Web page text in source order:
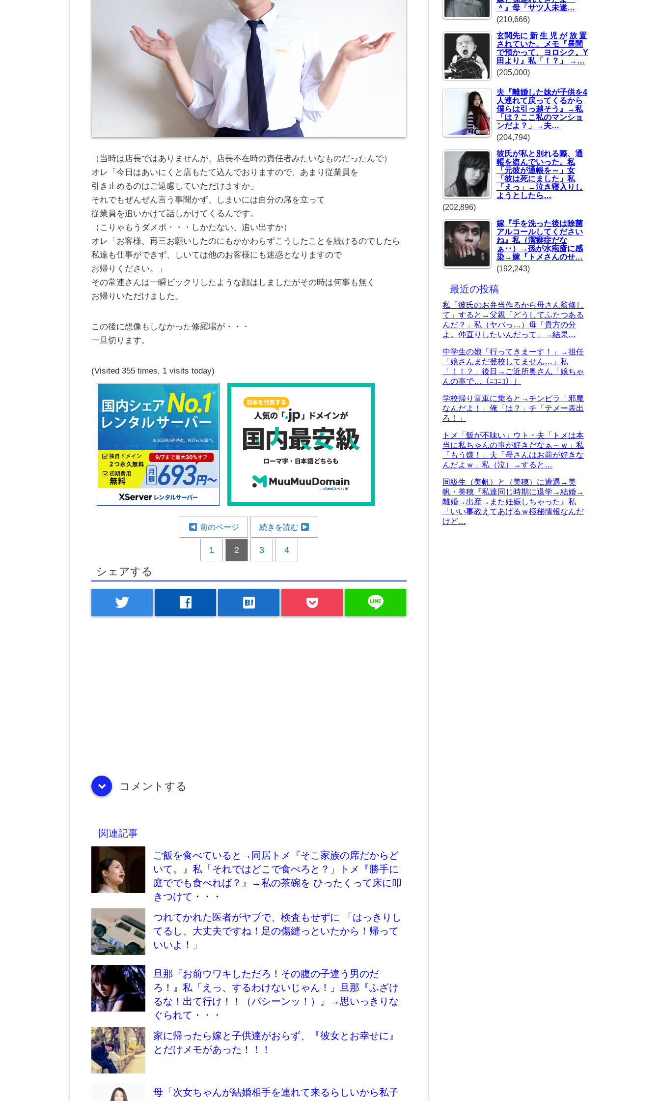
（当時は店長ではありませんが、店長不在時の責任者みたいなものだったんで）
オレ「今日はあいにくと店もたて込んでおりますので、あまり従業員を
引き止めるのはご遠慮していただけますか」
それでもぜんぜん言う事聞かず、しまいには自分の席を立って
従業員を追いかけて話しかけてくるんです。
（こりゃもうダメポ・・・しかたない、追い出すか）
オレ「お客様、再三お願いしたのにもかかわらずこうしたことを続けるのでしたら
私達も仕事ができず、しいては他のお客様にも迷惑となりますので
お帰りください。」
その常連さんは一瞬ビックリしたような顔はしましたがその時は何事も無く
お帰りいただけました。
この後に想像もしなかった修羅場が・・・
一旦切ります。
(Visited 355 times, 1 visits today)
前のページ 続きを読む
1 2 3 4
シェアする
twitter facebook hatenabookmark line
down コメントする
関連記事
ご飯を食べていると→同居トメ『そこ家族の席だからど
いて。』私「それではどこで食べろと？」トメ『勝手に
庭ででも食べれば？』→私の茶碗を ひったくって床に叩
きつけて・・・
つれてかれた医者がヤブで、検査もせずに 「はっきりし
てるし、大丈夫ですね！足の傷縫っといたから！帰って
いいよ！」
旦那『お前ウワキしただろ！その腹の子違う男のだ
ろ！』私「えっ、するわけないじゃん！」旦那『ふざけ
るな！出て行け！！（バシーンッ！）』→思いっきりな
ぐられて・・・
家に帰ったら嫁と子供達がおらず、『彼女とお幸せに』
とだけメモがあった！！！
母「次女ちゃんが結婚相手を連れて来るらしいから私子
＾』母「サツ人未遂…
(210,666)
玄関先に 新 生 児 が 放 置
されていた。メモ『昼間
で預かって、ヨロシク。Y
田より』私「！？」 →…
(205,000)
夫『離婚した妹が子供を4
人連れて戻ってくるから
僕らは引っ越そう』→私
「は？ここ私のマンショ
ンだよ？」→夫…
(204,794)
彼氏が私と別れる際、通
帳を盗んでいった。私
「元彼が通帳を～」女
「彼は死にました」私
「えっ」→泣き寝入りし
ようとしたら…
(202,896)
嫁『手を洗った後は除菌
アルコールしてください
ね』私（潔癖症だな
ぁ‥）→孫が水疱瘡に感
染→嫁『トメさんのせ…
(192,243)
最近の投稿
私「彼氏のお弁当作るから母さん監修し
て」すると→父親「どうしてふたつある
んだ？」私（ヤバっ…）母「貴方の分
よ。仲直りしたいんだって」→結果…
中学生の娘「行ってきまーす！」→担任
「娘さんまだ登校してません…」私
「！！？」後日→ご近所奥さん「娘ちゃ
んの事で…（ﾆｺﾆｺ）」
学校帰り電車に乗ると→チンピラ「邪魔
なんだよ！」俺「は？」チ「テメー表出
ろ！」
トメ「飯が不味い」ウト・夫「トメは本
当に私ちゃんの事が好きだなぁ～ｗ」私
「もう嫌！」夫「母さんはお前が好きな
んだよｗ」私（泣）→すると…
同級生（美帆）と（美穂）に遭遇→美
帆・美穂『私達同じ時期に退学→結婚→
離婚→出産→また妊娠しちゃった』私
「いい事教えてあげるｗ極秘情報なんだ
けど…